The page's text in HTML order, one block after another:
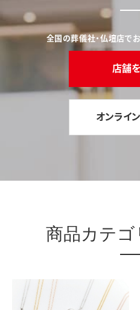
全国の葬儀社・仏壇店で
店舗
オンライ
商品カテ